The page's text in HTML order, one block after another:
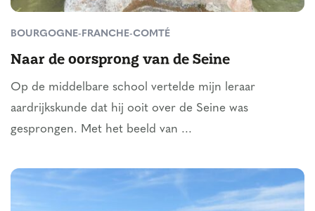
BOURGOGNE-FRANCHE-COMTÉ
Naar de oorsprong van de Seine
Op de middelbare school vertelde mijn leraar
aardrijkskunde dat hij ooit over de Seine was
gesprongen. Met het beeld van ...